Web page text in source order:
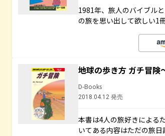
1981年、旅人のバイブル
の旅を思い出して欲しい1冊
地球の歩き方 ガチ冒険
D-Books
2018.04.12 発売
本書は4人の旅好きによる
いてある内容はただの旅日